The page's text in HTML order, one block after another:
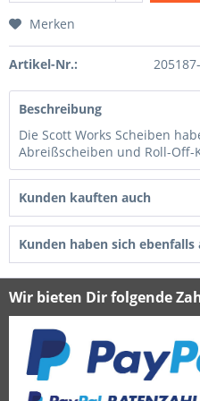
Merken
Artikel-Nr.:
Beschreibung
Die Scott Works Scheiben
Abreißscheiben und Roll-Off-
Kunden kauften auch
Kunden haben sich ebenfalls
Wir bieten Dir folgende